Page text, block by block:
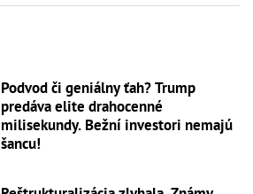
Podvod či geniálny ťah? Trump
predáva elite drahocenné
milisekundy. Bežní investori nemajú
šancu!